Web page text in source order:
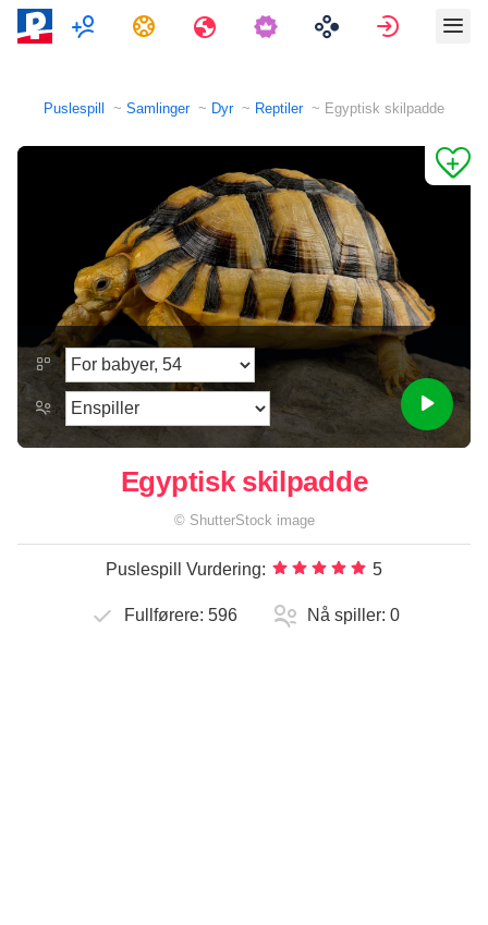
FlerspillerOppgaverReiser Logg på
Puslespill Samlinger Dyr Reptiler Egyptisk skilpadde
Egyptisk skilpadde
© ShutterStock image
Puslespill Vurdering: 5
Fullførere: 596 Nå spiller: 0